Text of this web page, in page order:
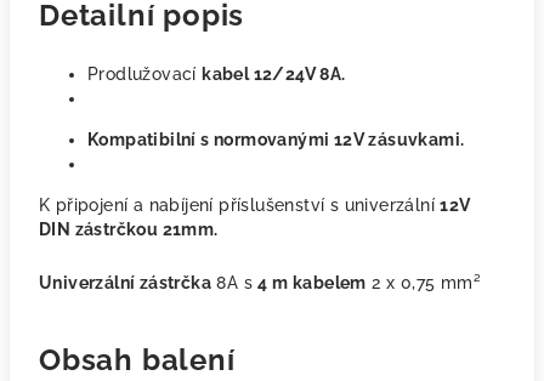
Detailní popis
Prodlužovací kabel 12/24V 8A.
Kompatibilní s normovanými 12V zásuvkami.
K připojení a nabíjení příslušenství s univerzální12V
DIN zástrčkou 21mm.
Univerzální zástrčka 8A s4 m kabelem 2 x 0,75 mm²
Obsah balení